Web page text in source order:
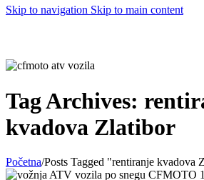
Skip to navigation Skip to main content
Tag Archives:
kvadova Zlatibor
Početna/Posts Tagged "rentiranje kvadova